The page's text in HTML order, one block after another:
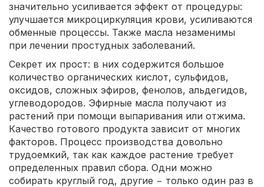
значительно усиливается эффект от процедуры:
улучшается микроциркуляция крови, усиливаются
обменные процессы. Также масла незаменимы
при лечении простудных заболеваний.
Секрет их прост: в них содержится большое
количество органических кислот, сульфидов,
оксидов, сложных эфиров, фенолов, альдегидов,
углеводородов. Эфирные масла получают из
растений при помощи выпаривания или отжима.
Качество готового продукта зависит от многих
факторов. Процесс производства довольно
трудоемкий, так как каждое растение требует
определенных правил сбора. Одни можно
собирать круглый год, другие − только один раз в